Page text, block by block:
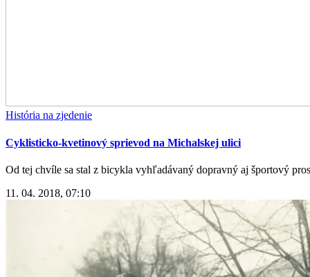
História na zjedenie
Cyklisticko-kvetinový sprievod na Michalskej ulici
Od tej chvíle sa stal z bicykla vyhľadávaný dopravný aj športový
11. 04. 2018, 07:10